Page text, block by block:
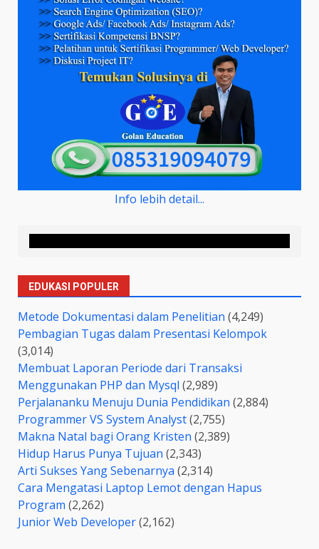
Info lebih detail...
EDUKASI POPULER
Metode Dokumentasi dalam Penelitian (4,249)
Pembagian Tugas dalam Presentasi Kelompok
(3,014)
Membuat Laporan Periode dari Transaksi
Menggunakan PHP dan Mysql (2,989)
Perjalananku Menuju Dunia Pendidikan (2,884)
Programmer VS System Analyst(2,755)
Makna Natal bagi Orang Kristen (2,389)
Hidup Harus Punya Tujuan (2,343)
Arti Sukses Yang Sebenarnya (2,314)
Cara Mengatasi Laptop Lemot dengan Hapus
Program (2,262)
Junior Web Developer(2,162)